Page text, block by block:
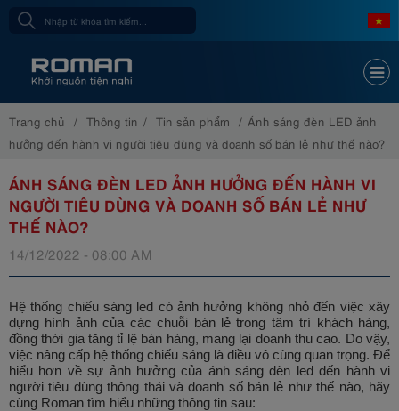
Trang chủ Thông tin Tin sản phẩm
Ánh sáng đèn LED ảnh
hưởng đến hành vi người tiêu dùng và doanh số bán lẻ như thế nào?
ÁNH SÁNG ĐÈN LED ẢNH HƯỞNG ĐẾN HÀNH VI
NGƯỜI TIÊU DÙNG VÀ DOANH SỐ BÁN LẺ NHƯ
THẾ NÀO?
14/12/2022 - 08:00 AM
Hệ thống chiếu sáng led có ảnh hưởng không nhỏ đến việc xây
dựng hình ảnh của các chuỗi bán lẻ trong tâm trí khách hàng,
đồng thời gia tăng tỉ lệ bán hàng, mang lại doanh thu cao. Do vậy,
việc nâng cấp hệ thống chiếu sáng là điều vô cùng quan trọng. Để
hiểu hơn về sự ảnh hưởng của ánh sáng đèn led đến hành vi
người tiêu dùng thông thái và doanh số bán lẻ như thế nào, hãy
cùng Roman tìm hiểu những thông tin sau: